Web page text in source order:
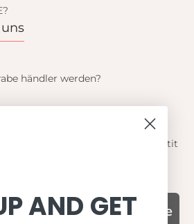
händler werden?
die neuesten Angebote von Petit
Subscribe
AND GET